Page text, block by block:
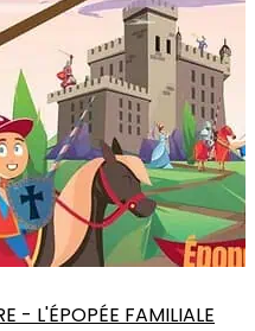
- L'ÉPOPÉE FAMILIALE